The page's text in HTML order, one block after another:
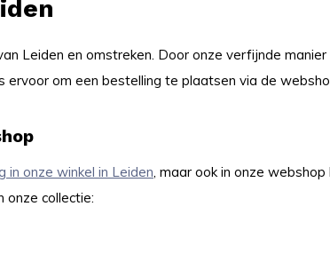
Leiden en omstreken. Door onze verfijnde
om een bestelling te plaatsen via de
in onze winkel in Leiden , maar ook in onze
onze collectie: